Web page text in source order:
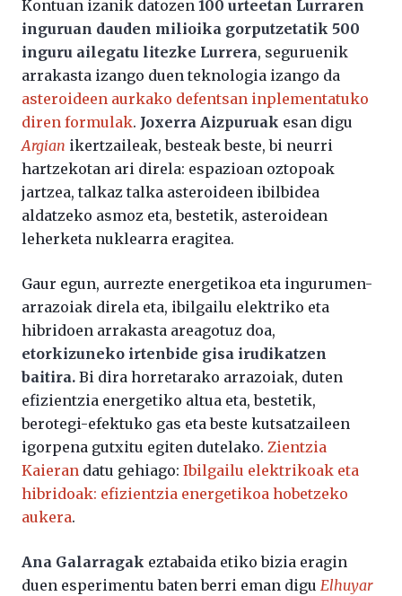
Kontuan izanik datozen 100 urteetan Lurraren
inguruan dauden milioika gorputzetatik 500
inguru ailegatu litezke Lurrera, seguruenik
arrakasta izango duen teknologia izango da
asteroideen aurkako defentsan inplementatuko
diren formulak. Joxerra Aizpuruak esan digu
Argian ikertzaileak, besteak beste, bi neurri
hartzekotan ari direla: espazioan oztopoak
jartzea, talkaz talka asteroideen ibilbidea
aldatzeko asmoz eta, bestetik, asteroidean
leherketa nuklearra eragitea.
Gaur egun, aurrezte energetikoa eta ingurumen-
arrazoiak direla eta, ibilgailu elektriko eta
hibridoen arrakasta areagotuz doa,
etorkizuneko irtenbide gisa irudikatzen
baitira. Bi dira horretarako arrazoiak, duten
efizientzia energetiko altua eta, bestetik,
berotegi-efektuko gas eta beste kutsatzaileen
igorpena gutxitu egiten dutelako. Zientzia
Kaieran datu gehiago: Ibilgailu elektrikoak eta
hibridoak: efizientzia energetikoa hobetzeko
aukera.
Ana Galarragak eztabaida etiko bizia eragin
duen esperimentu baten berri eman digu Elhuyar